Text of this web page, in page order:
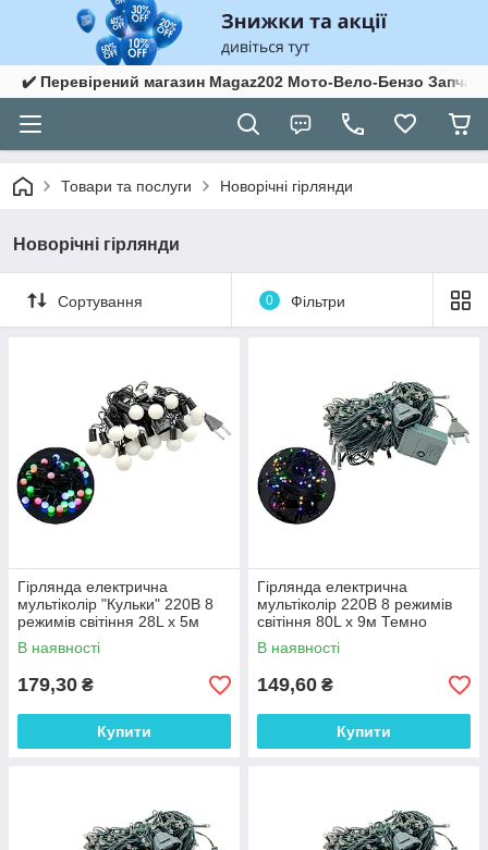
✔️ Перевірений магазин Magaz202 Мото-Вело-Бензо
Товари та послуги Новорічні гірлянди
Новорічні гірлянди
Сортування 0 Фільтри
Гірлянда електрична
мультіколір "Кульки" 220В 8
режимів світіння 28L х 5м
Чорна (87335 (D-25))
В наявності
179,30 ₴
Купити
Гірлянда електрична
мультіколір 220В 8 режимів
світіння 80L х 9м Темно
зелена (116355 (D-13))
В наявності
149,60 ₴
Купити